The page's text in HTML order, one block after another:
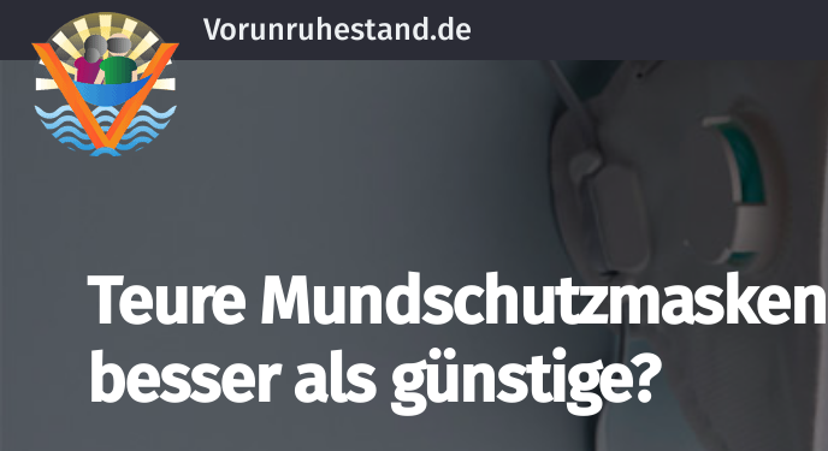
Vorunruhestand.de
Teure Mundschutzmasken
besser als günstige?